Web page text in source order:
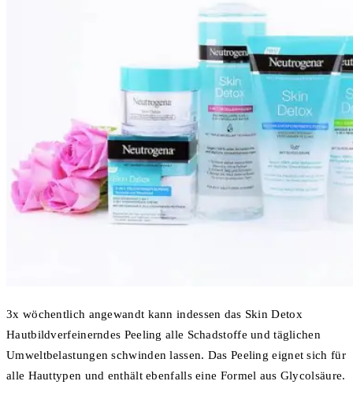
3x wöchentlich angewandt kann indessen das Skin Detox
Hautbildverfeinerndes Peeling alle Schadstoffe und täglichen
Umweltbelastungen schwinden lassen. Das Peeling eignet sich für
alle Hauttypen und enthält ebenfalls eine Formel aus Glycolsäure.